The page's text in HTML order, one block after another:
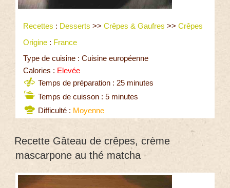
Recettes : Desserts >> Crêpes & Gaufres >> Crêpes
Origine : France
Type de cuisine : Cuisine européenne
Calories : Elevée
Temps de préparation : 25 minutes
Temps de cuisson : 5 minutes
Difficulté : Moyenne
Recette Gâteau de crêpes, crème
mascarpone au thé matcha